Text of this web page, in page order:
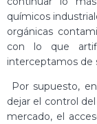
químicos
orgánicas
con lo que
interceptamos de
Por supuesto,
dejar el control
mercado, el